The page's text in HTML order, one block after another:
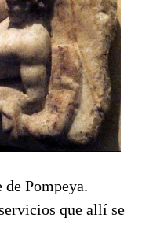
de Pompeya.
que allí se